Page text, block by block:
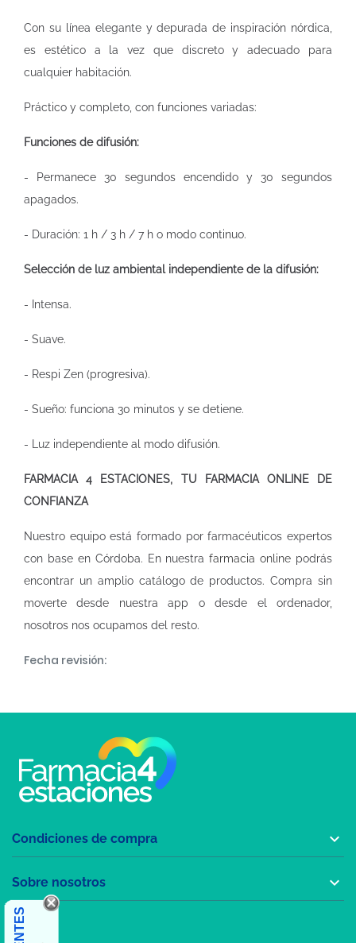
Con su línea elegante y depurada de inspiración nórdica,
es estético a la vez que discreto y adecuado para
cualquier habitación.
Práctico y completo, con funciones variadas:
Funciones de difusión:
- Permanece 30 segundos encendido y 30 segundos
apagados.
- Duración: 1 h / 3 h / 7 h o modo continuo.
Selección de luz ambiental independiente de la difusión:
- Intensa.
- Suave.
- Respi Zen (progresiva).
- Sueño: funciona 30 minutos y se detiene.
- Luz independiente al modo difusión.
FARMACIA 4 ESTACIONES, TU FARMACIA ONLINE DE
CONFIANZA
Nuestro equipo está formado por farmacéuticos expertos
con base en Córdoba. En nuestrafarmacia online podrás
encontrar un amplio catálogo de productos. Compra sin
moverte desde nuestra app o desde el ordenador,
nosotros nos ocupamos del resto.
Fecha revisión:
Condiciones de compra 
Sobre nosotros 